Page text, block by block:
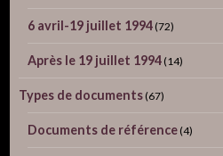
6 avril-19 juillet 1994 (72)
Après le 19 juillet 1994 (14)
Types de documents (67)
Documents de référence (4)